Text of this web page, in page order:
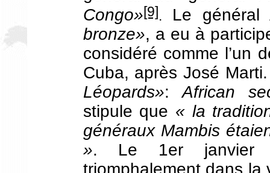
Congo»[9].
Le général
bronze», a eu à
considéré comme l’un
Cuba, après José
Léopards»:African
stipule que « la
généraux Mambis
». Le 1er janvier
triomphalement dans la